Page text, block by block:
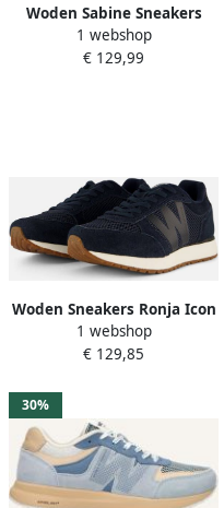
Woden Sabine Sneakers
blauw Mesh Suède
1 webshop
€ 129,99
Woden Sneakers Ronja Icon
1 webshop
€ 129,85
30%